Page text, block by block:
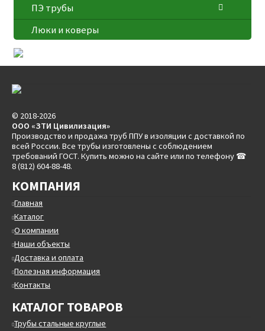
ПЭ трубы
Люки и коверы
© 2018-2026
ООО «ЗТИ Цивилизация»
Производство и продажа труб ППУ в изоляции с доставкой по
всей России. Все трубы изготовлены с соблюдением
требований ГОСТ. Купить можно на сайте или по телефону ☎
8 (812) 604-88-48.
КОМПАНИЯ
Главная
Каталог
О компании
Наши объекты
Доставка и оплата
Полезная информация
Контакты
КАТАЛОГ ТОВАРОВ
Трубы стальные круглые